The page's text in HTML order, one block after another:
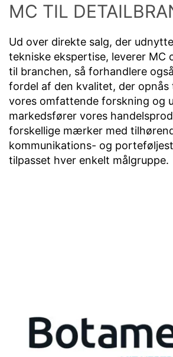
MC TIL
Ud over direkte salg, der
tekniske ekspertise, leverer MC
til branchen, så forhandlere
fordel af den kvalitet, der
vores omfattende forskning og
markedsfører vores
forskellige mærker med
kommunikations- og
tilpasset hver enkelt målgruppe.